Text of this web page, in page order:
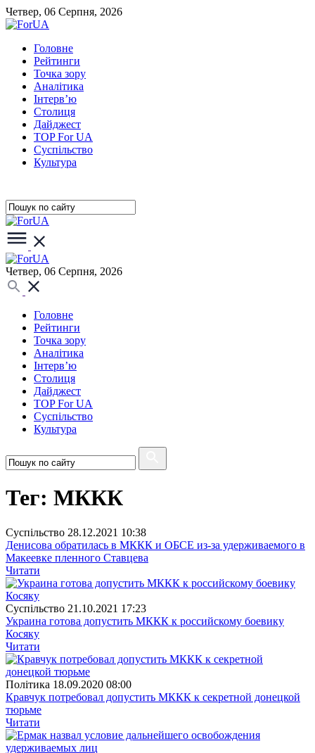
Четвер, 06 Серпня, 2026
Головне
Рейтинги
Точка зору
Аналітика
Інтерв’ю
Столиця
Дайджест
TOP For UA
Суспiльство
Культура
Четвер, 06 Серпня, 2026
Головне
Рейтинги
Точка зору
Аналітика
Інтерв’ю
Столиця
Дайджест
TOP For UA
Суспiльство
Культура
Тег: МККК
Суспiльство 28.12.2021 10:38
Денисова обратилась в МККК и ОБСЕ из-за удерживаемого в
Макеевке пленного Ставцева
Читати
Суспiльство 21.10.2021 17:23
Украина готова допустить МККК к российскому боевику
Косяку
Читати
Полiтика 18.09.2020 08:00
Кравчук потребовал допустить МККК к секретной донецкой
тюрьме
Читати